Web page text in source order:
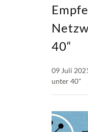
40“
09 Juli
unter 40"